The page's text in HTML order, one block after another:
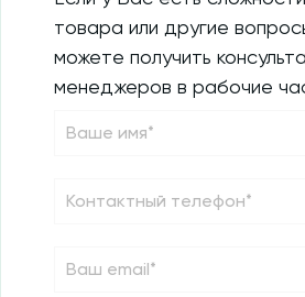
товара или другие
можете получить
менеджеров в рабочие